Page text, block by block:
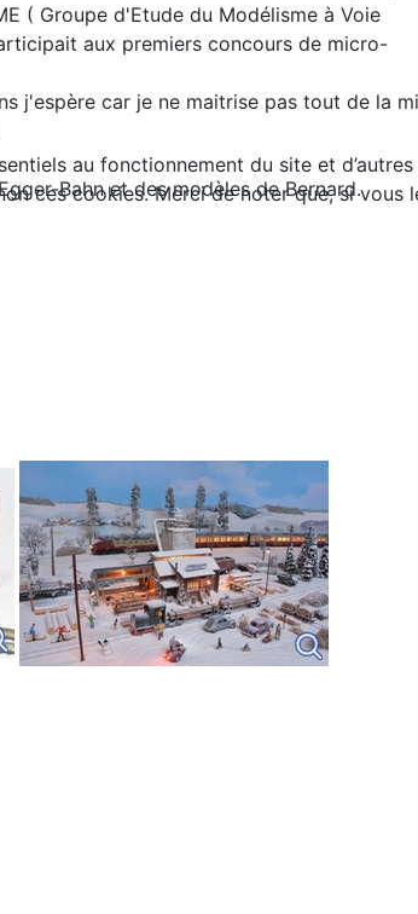
( Groupe d'Etude du Modélisme à Voie
aux premiers concours de micro-
j'espère car je ne maitrise pas tout de la
Bahn et des modèles de Bernard.
au fonctionnement du site et
ces cookies. Merci de noter que, si